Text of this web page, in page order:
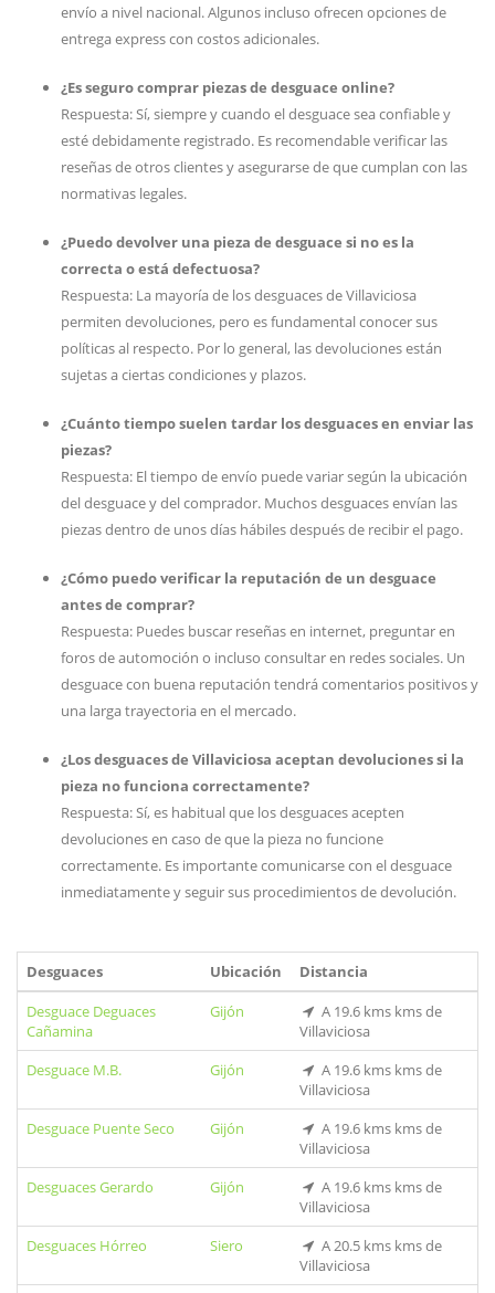
envío a nivel nacional. Algunos incluso ofrecen opciones de
entrega express con costos adicionales.
¿Es seguro comprar piezas de desguace online?
Respuesta: Sí, siempre y cuando el desguace sea confiable y
esté debidamente registrado. Es recomendable verificar las
reseñas de otros clientes y asegurarse de que cumplan con las
normativas legales.
¿Puedo devolver una pieza de desguace si no es la
correcta o está defectuosa?
Respuesta: La mayoría de los desguaces de Villaviciosa
permiten devoluciones, pero es fundamental conocer sus
políticas al respecto. Por lo general, las devoluciones están
sujetas a ciertas condiciones y plazos.
¿Cuánto tiempo suelen tardar los desguaces en enviar las
piezas?
Respuesta: El tiempo de envío puede variar según la ubicación
del desguace y del comprador. Muchos desguaces envían las
piezas dentro de unos días hábiles después de recibir el pago.
¿Cómo puedo verificar la reputación de un desguace
antes de comprar?
Respuesta: Puedes buscar reseñas en internet, preguntar en
foros de automoción o incluso consultar en redes sociales. Un
desguace con buena reputación tendrá comentarios positivos y
una larga trayectoria en el mercado.
¿Los desguaces de Villaviciosa aceptan devoluciones si la
pieza no funciona correctamente?
Respuesta: Sí, es habitual que los desguaces acepten
devoluciones en caso de que la pieza no funcione
correctamente. Es importante comunicarse con el desguace
inmediatamente y seguir sus procedimientos de devolución.
Desguaces Ubicación
Distancia
Desguace Deguaces
Cañamina
Gijón
A 19.6 kms kms de
Villaviciosa
Desguace M.B.
Gijón
A 19.6 kms kms de
Villaviciosa
Desguace Puente Seco
Gijón
A 19.6 kms kms de
Villaviciosa
Desguaces Gerardo
Gijón
A 19.6 kms kms de
Villaviciosa
Desguaces Hórreo
Siero
A 20.5 kms kms de
Villaviciosa